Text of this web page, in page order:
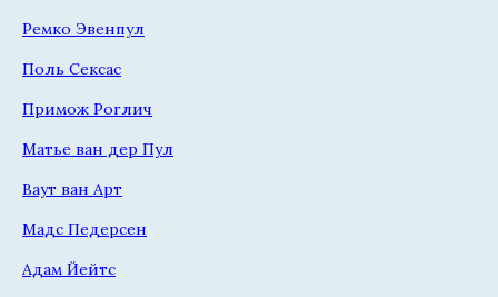
Ремко Эвенпул
Поль Сексас
Примож Роглич
Матье ван дер Пул
Ваут ван Арт
Мадс Педерсен
Адам Йейтс